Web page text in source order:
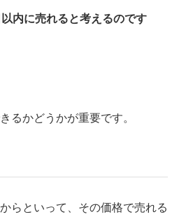
内に売れると考えるのです
るかどうかが重要です。
らといって、その価格で売れる